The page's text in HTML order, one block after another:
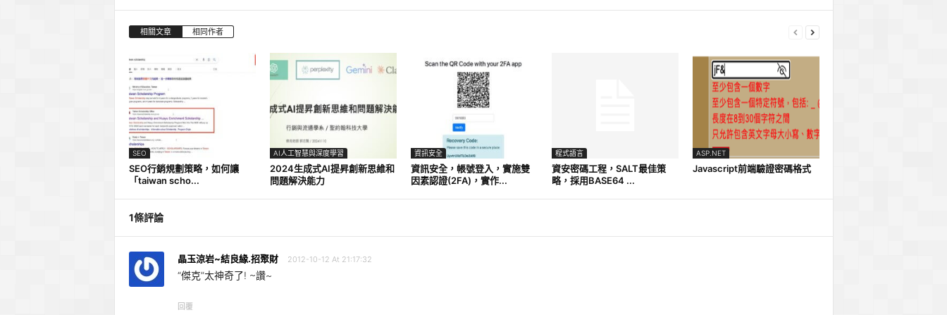
相關文章 相同作者
SEO
SEO行銷規劃策略，如何讓
「taiwan scho...
AI人工智慧與深度學習
2024生成式AI提昇創新思維和
問題解決能力
資訊安全
資訊安全，帳號登入，實施雙
因素認證(2FA)，實作...
程式語言
資安密碼工程，SALT最佳策
略，採用BASE64 ...
ASP.NET
Javascript前端驗證密碼格式
1條評論
晶玉涼岩~結良緣.招聚財 2012-10-12 At 21:17:32
“傑克”太神奇了! ~讚~
回覆